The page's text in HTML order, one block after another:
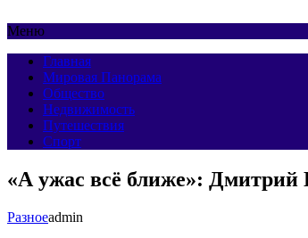
Меню
Главная
Мировая Панорама
Общество
Недвижимость
Путешествия
Спорт
«А ужас всё ближе»: Дмитрий
Разноеadmin